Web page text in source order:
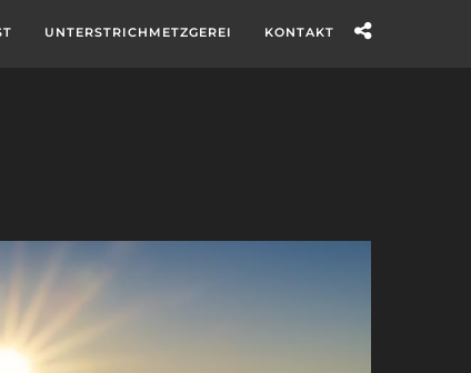
UNTERSTRICHMETZGEREI KONTAKT